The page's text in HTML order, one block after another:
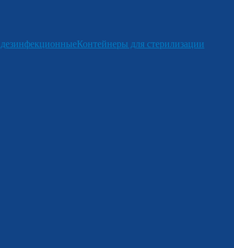
Контейнеры для стерилизации